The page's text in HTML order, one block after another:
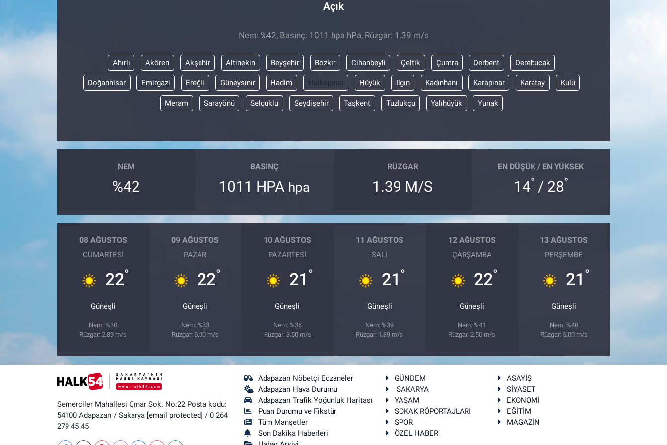
Açık
Nem: %42, Basınç: 1011 hpa hPa, Rüzgar: 1.39 m/s
Ahırlı Akören Akşehir Altınekin Beyşehir Bozkır Cihanbeyli Çeltik Çumra Derbent Derebucak
Doğanhisar Emirgazi Ereğli Güneysınır Hadim Halkapınar Hüyük Ilgın Kadınhanı Karapınar Karatay Kulu
Meram Sarayönü Selçuklu Seydişehir Taşkent Tuzlukçu Yalıhüyük Yunak
NEM
%42
BASINÇ
1011 HPA hpa
RÜZGAR
1.39 M/S
EN DÜŞÜK / EN YÜKSEK
14° / 28°
08 AĞUSTOS
CUMARTESI
22°
Güneşli
Nem: %30
Rüzgar: 2.89 m/s
09 AĞUSTOS
PAZAR
22°
Güneşli
Nem: %33
Rüzgar: 5.00 m/s
10 AĞUSTOS
PAZARTESI
21 °
Güneşli
Nem: %36
Rüzgar: 3.50 m/s
11 AĞUSTOS
SALI
21 °
Güneşli
Nem: %39
Rüzgar: 1.89 m/s
12 AĞUSTOS
ÇARŞAMBA
22°
Güneşli
Nem: %41
Rüzgar: 2.50 m/s
13 AĞUSTOS
PERŞEMBE
21 °
Güneşli
Nem: %40
Rüzgar: 5.00 m/s
Semerciler Mahallesi Çınar Sok. No:22 Posta kodu:
54100 Adapazarı / Sakarya [email protected] / 0 264
279 45 45
Adapazarı Nöbetçi Eczaneler
Adapazarı Hava Durumu
Adapazarı Trafik Yoğunluk Haritası
Puan Durumu ve Fikstür
Tüm Manşetler
Son Dakika Haberleri
GÜNDEM
ASAYİŞ
SAKARYA
SİYASET
YAŞAM
EKONOMİ
SOKAK RÖPORTAJLARI
EĞİTİM
SPOR
MAGAZİN
ÖZEL HABER
HALK54 PANORAMA